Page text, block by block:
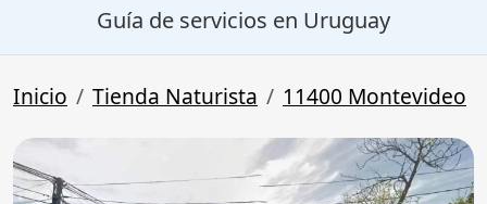
Guía de servicios en Uruguay
Inicio Tienda Naturista 11400 Montevideo